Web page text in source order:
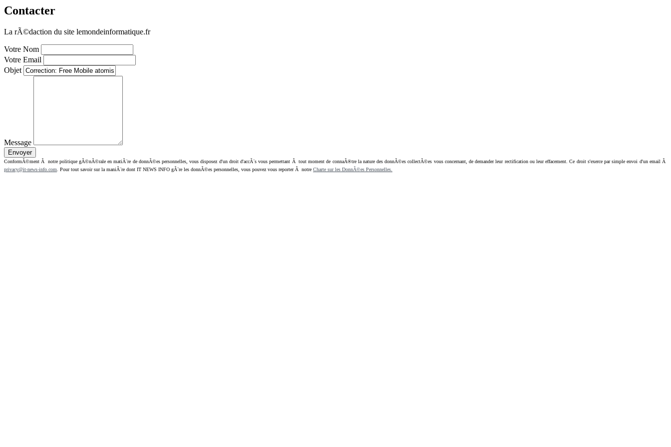
Contacter
La rÃ©daction du site lemondeinformatique.fr
Votre Nom
Votre Email
Objet
Message
ConformÃ©ment Ã notre politique gÃ©nÃ©rale en matiÃ¨re de donnÃ©es personnelles, vous disposez d'un droit d'accÃ¨s vous permettant Ã tout moment de connaÃ®tre la nature des donnÃ©es collectÃ©es vous concernant, de demander leur rectification ou leur effacement. Ce droit s'exerce par simple envoi d'un email Ã
privacy@it-news-info.com . Pour tout savoir sur la maniÃ¨re dont IT NEWS INFO gÃ¨re les donnÃ©es personnelles, vous pouvez vous reporter Ã notre Charte sur les DonnÃ©es Personnelles.